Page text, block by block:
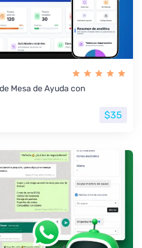
Mesa de Ayuda con
$35